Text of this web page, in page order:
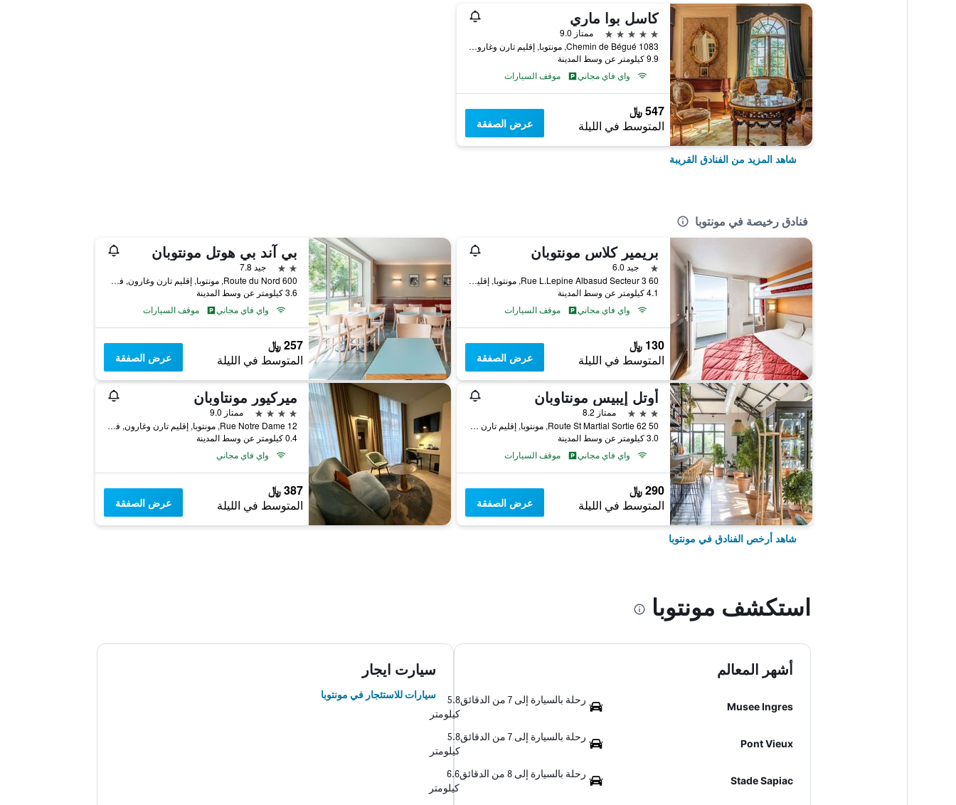
كاسل بوا ماري
5 نجوم
ممتاز 9.0
1083 Chemin de Bégué, مونتوبا, إقليم تارن وغارون, فرنسا
9.9 كيلومتر عن وسط المدينة
واي فاي مجاني
موقف السيارات
547 ﷼
المتوسط في الليلة عرض الصفقة
شاهد المزيد من الفنادق القريبة
فنادق رخيصة في مونتوبا
بريمير كلاس مونتوبان
نجمة واحدة
جيد 6.0
60 Rue L.Lepine Albasud Secteur 3, مونتوبا, إقليم تارن وغارون, فرنسا
4.1 كيلومتر عن وسط المدينة
واي فاي مجاني
موقف السيارات
130 ﷼
المتوسط في الليلة عرض الصفقة
بي آند بي هوتل مونتوبان
2 نجمتين
جيد 7.8
600 Route du Nord, مونتوبا, إقليم تارن وغارون, فرنسا
3.6 كيلومتر عن وسط المدينة
واي فاي مجاني
موقف السيارات
257 ﷼
المتوسط في الليلة عرض الصفقة
أوتل إيبيس مونتاوبان
3 نجوم
ممتاز 8.2
50 Route St Martial Sortie 62, مونتوبا, إقليم تارن وغارون, فرنسا
3.0 كيلومتر عن وسط المدينة
واي فاي مجاني
موقف السيارات
290 ﷼
المتوسط في الليلة عرض الصفقة
ميركيور مونتاوبان
4 نجوم
ممتاز 9.0
12 Rue Notre Dame, مونتوبا, إقليم تارن وغارون, فرنسا
0.4 كيلومتر عن وسط المدينة
واي فاي مجاني
387 ﷼
المتوسط في الليلة عرض الصفقة
شاهد أرخص الفنادق في مونتوبا
استكشف مونتوبا
أشهر المعالم
Musee Ingres
رحلة بالسيارة إلى 7 من الدقائق
5.8
كيلومتر
Pont Vieux
رحلة بالسيارة إلى 7 من الدقائق
5.8
كيلومتر
Stade Sapiac
رحلة بالسيارة إلى 8 من الدقائق
6.6
كيلومتر
سيارت ايجار
سيارات للاستئجار في مونتوبا